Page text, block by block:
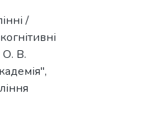
/
О. В.